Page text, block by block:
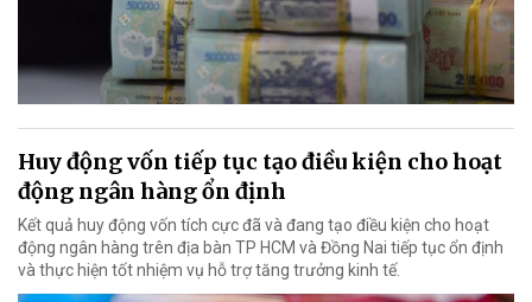
Huy động vốn tiếp tục tạo điều kiện cho hoạt
động ngân hàng ổn định
Kết quả huy động vốn tích cực đã và đang tạo điều kiện cho hoạt
động ngân hàng trên địa bàn TP HCM và Đồng Nai tiếp tục ổn định
và thực hiện tốt nhiệm vụ hỗ trợ tăng trưởng kinh tế.